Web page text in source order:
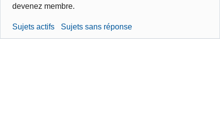
Devenir membre
devenez membre.
Sujets actifs Sujets sans réponse